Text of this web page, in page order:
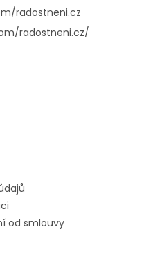
radostneni.cz
radostneni.cz/
od smlouvy